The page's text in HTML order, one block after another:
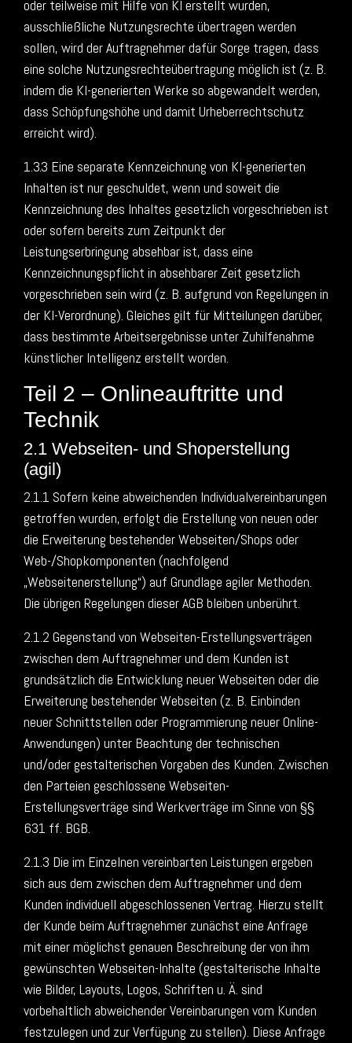
oder teilweise mit Hilfe von KI erstellt wurden,
ausschließliche Nutzungsrechte übertragen werden
sollen, wird der Auftragnehmer dafür Sorge tragen, dass
eine solche Nutzungsrechteübertragung möglich ist (z. B.
indem die KI-generierten Werke so abgewandelt werden,
dass Schöpfungshöhe und damit Urheberrechtschutz
erreicht wird).
1.3.3 Eine separate Kennzeichnung von KI-generierten
Inhalten ist nur geschuldet, wenn und soweit die
Kennzeichnung des Inhaltes gesetzlich vorgeschrieben ist
oder sofern bereits zum Zeitpunkt der
Leistungserbringung absehbar ist, dass eine
Kennzeichnungspflicht in absehbarer Zeit gesetzlich
vorgeschrieben sein wird (z. B. aufgrund von Regelungen in
der KI-Verordnung). Gleiches gilt für Mitteilungen darüber,
dass bestimmte Arbeitsergebnisse unter Zuhilfenahme
künstlicher Intelligenz erstellt worden.
Teil 2 – Onlineauftritte und
Technik
2.1 Webseiten- und Shoperstellung
(agil)
2.1.1 Sofern keine abweichenden Individualvereinbarungen
getroffen wurden, erfolgt die Erstellung von neuen oder
die Erweiterung bestehender Webseiten/Shops oder
Web-/Shopkomponenten (nachfolgend
„Webseitenerstellung“) auf Grundlage agiler Methoden.
Die übrigen Regelungen dieser AGB bleiben unberührt.
2.1.2 Gegenstand von Webseiten-Erstellungsverträgen
zwischen dem Auftragnehmer und dem Kunden ist
grundsätzlich die Entwicklung neuer Webseiten oder die
Erweiterung bestehender Webseiten (z. B. Einbinden
neuer Schnittstellen oder Programmierung neuer Online-
Anwendungen) unter Beachtung der technischen
und/oder gestalterischen Vorgaben des Kunden. Zwischen
den Parteien geschlossene Webseiten-
Erstellungsverträge sind Werkverträge im Sinne von §§
631 ff. BGB.
2.1.3 Die im Einzelnen vereinbarten Leistungen ergeben
sich aus dem zwischen dem Auftragnehmer und dem
Kunden individuell abgeschlossenen Vertrag. Hierzu stellt
der Kunde beim Auftragnehmer zunächst eine Anfrage
mit einer möglichst genauen Beschreibung der von ihm
gewünschten Webseiten-Inhalte (gestalterische Inhalte
wie Bilder, Layouts, Logos, Schriften u. Ä. sind
vorbehaltlich abweichender Vereinbarungen vom Kunden
festzulegen und zur Verfügung zu stellen). Diese Anfrage